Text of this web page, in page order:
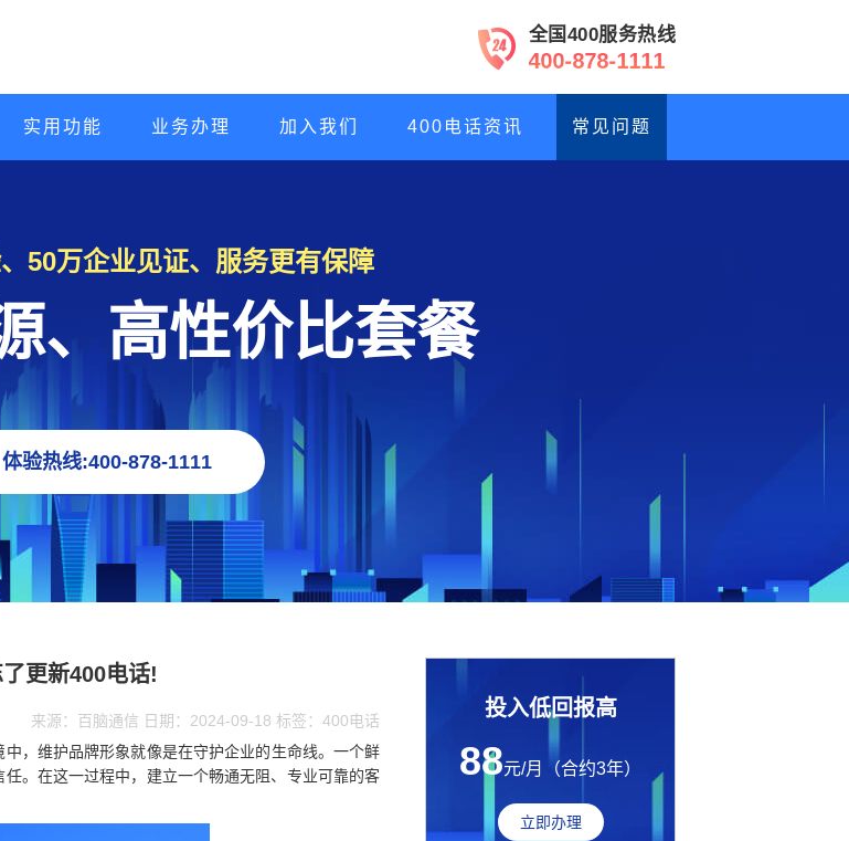
全国400服务热线
400-878-1111
实用功能 业务办理 加入我们 400电话资讯 常见问题
50万企业见证、服务更有保障
、高性价比套餐
体验热线:400-878-1111
更新400电话!
来源：百脑通信 日期：2024-09-18 标签：400电话
，维护品牌形象就像是在守护企业的生命线。一个鲜
。在这一过程中，建立一个畅通无阻、专业可靠的客
投入低回报高
88元/月（合约3年）
立即办理